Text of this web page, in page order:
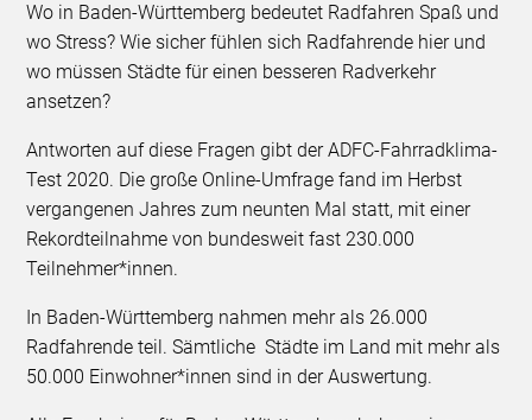
Wo in Baden-Württemberg bedeutet Radfahren Spaß und
wo Stress? Wie sicher fühlen sich Radfahrende hier und
wo müssen Städte für einen besseren Radverkehr
ansetzen?
Antworten auf diese Fragen gibt der ADFC-Fahrradklima-
Test 2020. Die große Online-Umfrage fand im Herbst
vergangenen Jahres zum neunten Mal statt, mit einer
Rekordteilnahme von bundesweit fast 230.000
Teilnehmer*innen.
In Baden-Württemberg nahmen mehr als 26.000
Radfahrende teil. Sämtliche Städte im Land mit mehr als
50.000 Einwohner*innen sind in der Auswertung.